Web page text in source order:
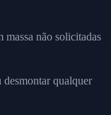
massa não solicitadas
desmontar qualquer